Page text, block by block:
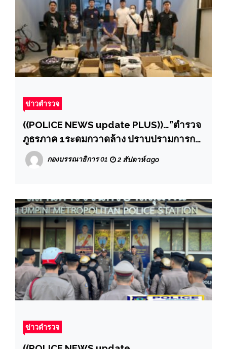
ข่าวตำรวจ
((POLICE NEWS update PLUS))…”ตำรวจ
ภูธรภาค 1ระดมกวาดล้าง ปราบปรามการก
ระทําความผิดเกี่ยวกับ บุหรี่ไฟฟ้าและ
ผลิตภัณฑ์ยาสูบระดมกวาดล้าง ปราบปราม
การกระทําความผิดเกี่ยวกับ บุหรี่ไฟฟ้าและ
ผลิตภัณฑ์ยาสูบ
กองบรรณาธิการ 01 2 สัปดาห์ ago
ข่าวตำรวจ